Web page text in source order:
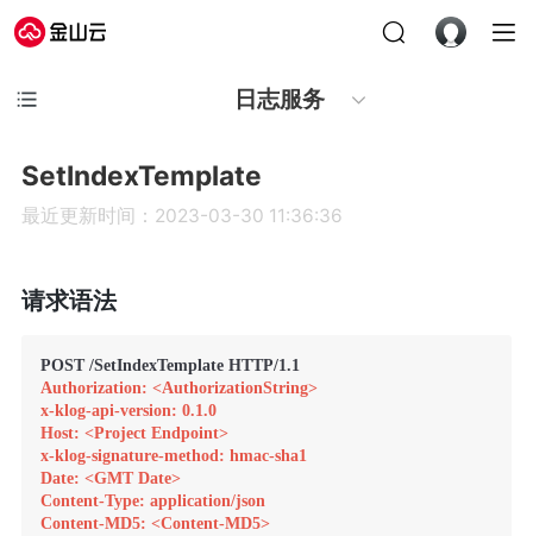
日志服务
SetIndexTemplate
最近更新时间：2023-03-30 11:36:36
请求语法
POST /SetIndexTemplate HTTP/1.1
Authorization: <AuthorizationString>
x-klog-api-version: 0.1.0
Host: <Project Endpoint>
x-klog-signature-method: hmac-sha1
Date: <GMT Date>
Content-Type: application/json
Content-MD5: <Content-MD5>